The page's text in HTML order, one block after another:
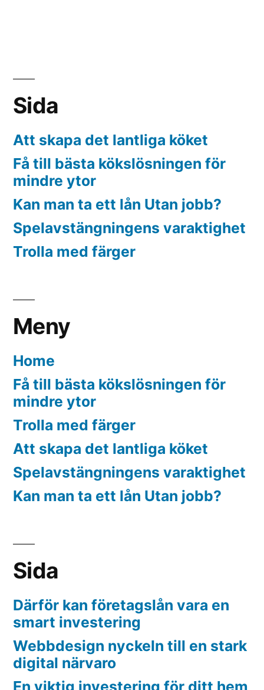
Sida
Att skapa det lantliga köket
Få till bästa kökslösningen för
mindre ytor
Kan man ta ett lån Utan jobb?
Spelavstängningens varaktighet
Trolla med färger
Meny
Home
Få till bästa kökslösningen för
mindre ytor
Trolla med färger
Att skapa det lantliga köket
Spelavstängningens varaktighet
Kan man ta ett lån Utan jobb?
Sida
Därför kan företagslån vara en
smart investering
Webbdesign nyckeln till en stark
digital närvaro
En viktig investering för ditt hem